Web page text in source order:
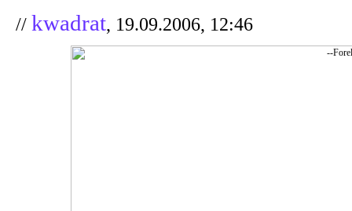
// kwadrat, 19.09.2006, 12:46